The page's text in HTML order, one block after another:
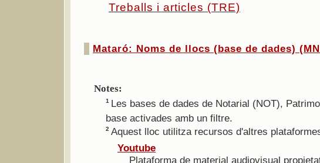
Treballs i articles (TRE)
Mataró: Noms de llocs (base de dades)
Notes:
1 Les bases de dades de Notarial (NOT),
base activades amb un filtre.
2 Aquest lloc utilitza recursos d'altres
Youtube
Plataforma de material audiovisual